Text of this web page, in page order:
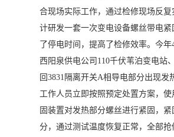
合现场实际工作，通过检修现场反
计研发一套一次变电设备螺丝带电
了停电时间，提高了检修效率。今年
西阳泉供电公司110千伏苇泊变电站
回3831隔离开关A相导电部分出现发
工作人员立即按照预定处置方案，使
固装置对发热部分螺丝进行紧固，
分，通过测试温度恢复正常，全部抢